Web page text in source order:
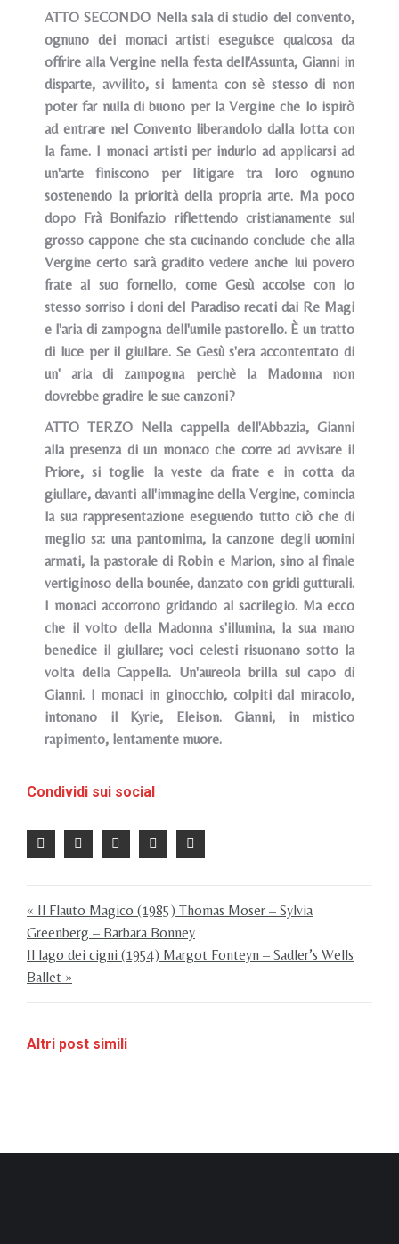
ATTO SECONDO Nella sala di studio del convento,
ognuno dei monaci artisti eseguisce qualcosa da
offrire alla Vergine nella festa dell'Assunta, Gianni in
disparte, avvilito, si lamenta con sè stesso di non
poter far nulla di buono per la Vergine che lo ispirò
ad entrare nel Convento liberandolo dalla lotta con
la fame. I monaci artisti per indurlo ad applicarsi ad
un'arte finiscono per litigare tra loro ognuno
sostenendo la priorità della propria arte. Ma poco
dopo Frà Bonifazio riflettendo cristianamente sul
grosso cappone che sta cucinando conclude che alla
Vergine certo sarà gradito vedere anche lui povero
frate al suo fornello, come Gesù accolse con lo
stesso sorriso i doni del Paradiso recati dai Re Magi
e l'aria di zampogna dell'umile pastorello. È un tratto
di luce per il giullare. Se Gesù s'era accontentato di
un' aria di zampogna perchè la Madonna non
dovrebbe gradire le sue canzoni?
ATTO TERZO Nella cappella dell'Abbazia, Gianni
alla presenza di un monaco che corre ad avvisare il
Priore, si toglie la veste da frate e in cotta da
giullare, davanti all'immagine della Vergine, comincia
la sua rappresentazione eseguendo tutto ciò che di
meglio sa: una pantomima, la canzone degli uomini
armati, la pastorale di Robin e Marion, sino al finale
vertiginoso della bounée, danzato con gridi gutturali.
I monaci accorrono gridando al sacrilegio. Ma ecco
che il volto della Madonna s'illumina, la sua mano
benedice il giullare; voci celesti risuonano sotto la
volta della Cappella. Un'aureola brilla sul capo di
Gianni. I monaci in ginocchio, colpiti dal miracolo,
intonano il Kyrie, Eleison. Gianni, in mistico
rapimento, lentamente muore.
Condividi sui social
« Il Flauto Magico (1985) Thomas Moser – Sylvia
Greenberg – Barbara Bonney
Il lago dei cigni (1954) Margot Fonteyn – Sadler’s Wells
Ballet »
Altri post simili